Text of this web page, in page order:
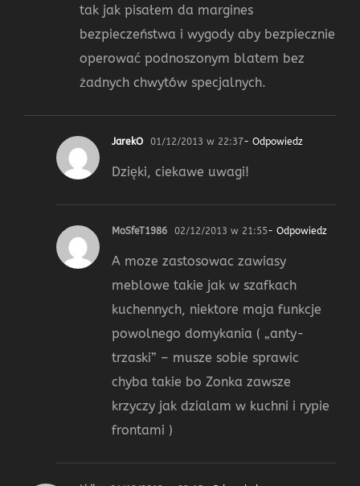
tak jak pisałem da margines
bezpieczeństwa i wygody aby bezpiecznie
operować podnoszonym blatem bez
żadnych chwytów specjalnych.
JarekO 01/12/2013 w 22:37- Odpowiedz
Dzięki, ciekawe uwagi!
MoSfeT1986 02/12/2013 w 21:55- Odpowiedz
A moze zastosowac zawiasy
meblowe takie jak w szafkach
kuchennych, niektore maja funkcje
powolnego domykania ( „anty-
trzaski” – musze sobie sprawic
chyba takie bo Zonka zawsze
krzyczy jak dzialam w kuchni i rypie
frontami )